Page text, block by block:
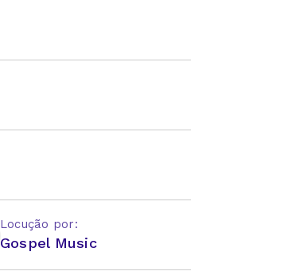
Locução por:
Gospel Music